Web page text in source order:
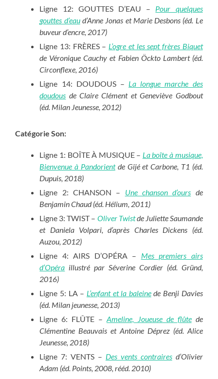
Ligne 12: GOUTTES D’EAU – Pour quelques
gouttes d’eaud’Anne Jonas et Marie Desbons (éd. Le
buveur d’encre, 2017)
Ligne 13: FRÈRES – L’ogre et les sept frères Biquet
de Véronique Cauchy et Fabien Öckto Lambert (éd.
Circonflexe, 2016)
Ligne 14: DOUDOUS – La longue marche des
doudous de Claire Clément et Geneviève Godbout
(éd. Milan Jeunesse, 2012)
Catégorie Son:
Ligne 1: BOÎTE À MUSIQUE – La boîte à musique,
Bienvenue à Pandorientde Gijé et Carbone, T1 (éd.
Dupuis, 2018)
Ligne 2: CHANSON – Une chanson d’ours de
Benjamin Chaud (éd. Hélium, 2011)
Ligne 3: TWIST – Oliver Twistde Juliette Saumande
et Daniela Volpari, d’après Charles Dickens (éd.
Auzou, 2012)
Ligne 4: AIRS D’OPÉRA – Mes premiers airs
d’Opéra illustré par Séverine Cordier (éd. Gründ,
2016)
Ligne 5: LA – L’enfant et la baleinede Benji Davies
(éd. Milan jeunesse, 2013)
Ligne 6: FLÛTE – Ameline, Joueuse de flûtede
Clémentine Beauvais et Antoine Déprez (éd. Alice
Jeunesse, 2018)
Ligne 7: VENTS – Des vents contrairesd’Olivier
Adam (éd. Points, 2008, rééd. 2010)